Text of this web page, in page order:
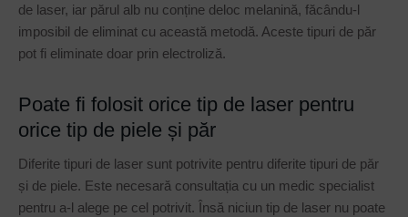
de laser, iar părul alb nu conține deloc melanină, făcându-l
imposibil de eliminat cu această metodă. Aceste tipuri de păr
pot fi eliminate doar prin electroliză.
Poate fi folosit orice tip de laser pentru
orice tip de piele și păr
Diferite tipuri de laser sunt potrivite pentru diferite tipuri de păr
și de piele. Este necesară consultația cu un medic specialist
pentru a-l alege pe cel potrivit. Însă niciun tip de laser nu poate